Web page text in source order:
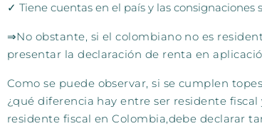
✓ Tiene cuentas en el país y las consignaciones
⇒No obstante, si el colombiano no es
presentar la declaración de renta en
Como se puede observar, si se cumplen
¿qué diferencia hay entre ser residente
residente fiscal en Colombia,debe declarar